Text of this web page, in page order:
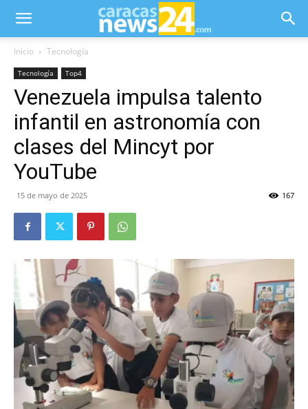
Inicio Tecnología
Tecnología Top4
Venezuela impulsa talento
infantil en astronomía con
clases del Mincyt por
YouTube
15 de mayo de 2025 167